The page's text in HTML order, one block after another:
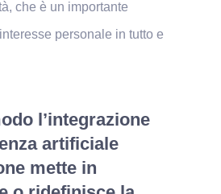
che è un importante
personale in tutto e
l’integrazione
artificiale
mette in